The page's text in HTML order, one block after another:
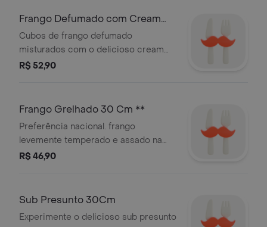
Frango Defumado com Cream
Cheese 30 Cm **
Cubos de frango defumado
misturados com o delicioso cream
cheese
R$ 52,90
Frango Grelhado 30 Cm **
Preferência nacional. frango
levemente temperado e assado na
perfeição. fica ainda mais delicioso
R$ 46,90
Sub Presunto 30Cm
Experimente o delicioso sub presunto